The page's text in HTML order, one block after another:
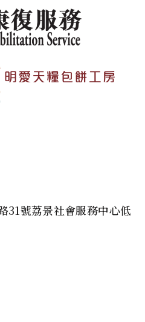
31號荔景社會服務中心低